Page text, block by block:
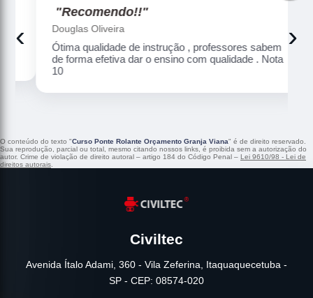
"Recomendo!!"
Douglas Oliveira
Ótima qualidade de instrução , professores sabem
de forma efetiva dar o ensino com qualidade . Nota
‹ ›
O conteúdo do texto "Curso Ponte Rolante Orçamento Granja Viana" é de direito reservado.
Sua reprodução, parcial ou total, mesmo citando nossos links, é proibida sem a autorização do
autor. Crime de violação de direito autoral – artigo 184 do Código Penal – Lei 9610/98 - Lei de
direitos autorais.
Civiltec
Avenida Ítalo Adami, 360 - Vila Zeferina, Itaquaquecetuba -
SP - CEP: 08574-020